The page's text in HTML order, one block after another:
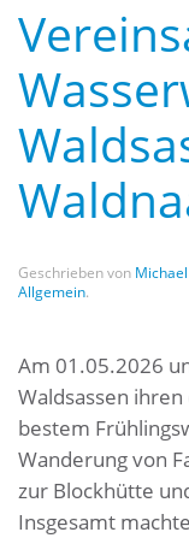
Geschrieben von
Allgemein.
Am 01.05.2026
Waldsassen
bestem
Wanderung von
zur Blockhütte
Insgesamt